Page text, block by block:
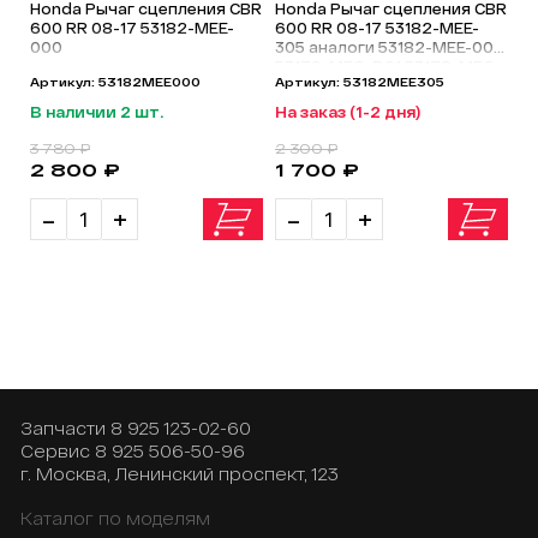
Honda Рычаг сцепления CBR
600 RR 08-17 53182-MEE-
000
Артикул: 53182MEE000
В наличии 2 шт.
- +
2 800 ₽
3 780 ₽
Honda Рычаг сцепления CBR
600 RR 08-17 53182-MEE-
305 аналоги 53182-MEE-000
D00
Артикул: 53182MEE305
На заказ (1-2 дня)
- +
1 700 ₽
2 300 ₽
Запчасти 8 925 123-02-60
Сервис 8 925 506-50-96
г. Москва, Ленинский проспект, 123
Каталог по моделям